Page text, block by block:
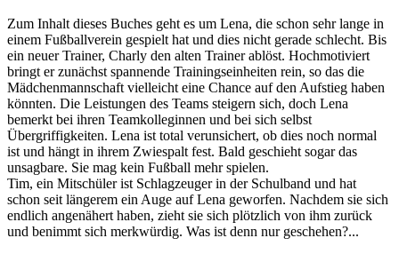
Zum Inhalt dieses Buches geht es um Lena, die schon sehr lange in
einem Fußballverein gespielt hat und dies nicht gerade schlecht. Bis
ein neuer Trainer, Charly den alten Trainer ablöst. Hochmotiviert
bringt er zunächst spannende Trainingseinheiten rein, so das die
Mädchenmannschaft vielleicht eine Chance auf den Aufstieg haben
könnten. Die Leistungen des Teams steigern sich, doch Lena
bemerkt bei ihren Teamkolleginnen und bei sich selbst
Übergriffigkeiten. Lena ist total verunsichert, ob dies noch normal
ist und hängt in ihrem Zwiespalt fest. Bald geschieht sogar das
unsagbare. Sie mag kein Fußball mehr spielen.
Tim, ein Mitschüler ist Schlagzeuger in der Schulband und hat
schon seit längerem ein Auge auf Lena geworfen. Nachdem sie sich
endlich angenähert haben, zieht sie sich plötzlich von ihm zurück
und benimmt sich merkwürdig. Was ist denn nur geschehen?...